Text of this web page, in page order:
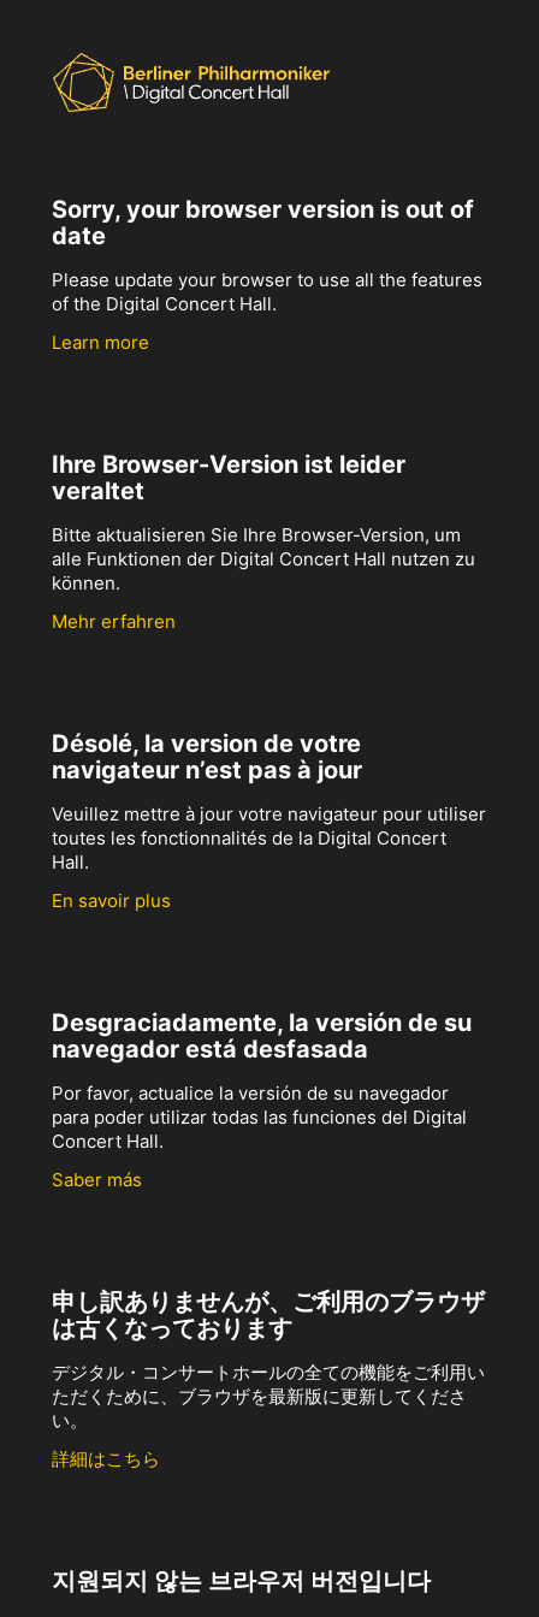
Sorry, your browser version is out of
date
Please update your browser to use all the features
of the Digital Concert Hall.
Learn more
Ihre Browser-Version ist leider
veraltet
Bitte aktualisieren Sie Ihre Browser-Version, um
alle Funktionen der Digital Concert Hall nutzen zu
können.
Mehr erfahren
Désolé, la version de votre
navigateur n’est pas à jour
Veuillez mettre à jour votre navigateur pour utiliser
toutes les fonctionnalités de la Digital Concert
Hall.
En savoir plus
Desgraciadamente, la versión de su
navegador está desfasada
Por favor, actualice la versión de su navegador
para poder utilizar todas las funciones del Digital
Concert Hall.
Saber más
申し訳ありませんが、ご利用のブラウザ
は古くなっております
デジタル・コンサートホールの全ての機能をご利用い
ただくために、ブラウザを最新版に更新してくださ
い。
詳細はこちら
지원되지 않는 브라우저 버전입니다